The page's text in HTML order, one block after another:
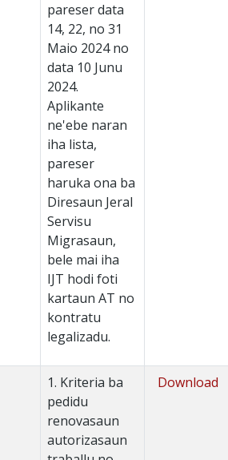
pareser data
14, 22, no 31
Maio 2024 no
data 10 Junu
2024.
Aplikante
ne'ebe naran
iha lista,
pareser
haruka ona ba
Diresaun Jeral
Servisu
Migrasaun,
bele mai iha
IJT hodi foti
kartaun AT no
kontratu
legalizadu.
1. Kriteria ba
pedidu
renovasaun
autorizasaun
Download